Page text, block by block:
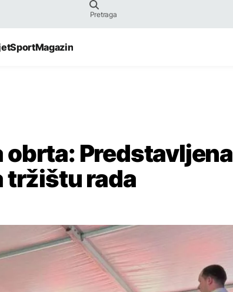
SportMagazin
obrta: Predstavljena
tržištu rada